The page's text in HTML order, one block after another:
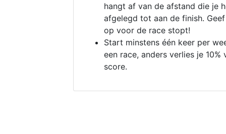
hangt af van de afstand die je
afgelegd tot aan de finish.
op voor de race stopt!
Start minstens één keer per
een race, anders verlies je 10%
score.